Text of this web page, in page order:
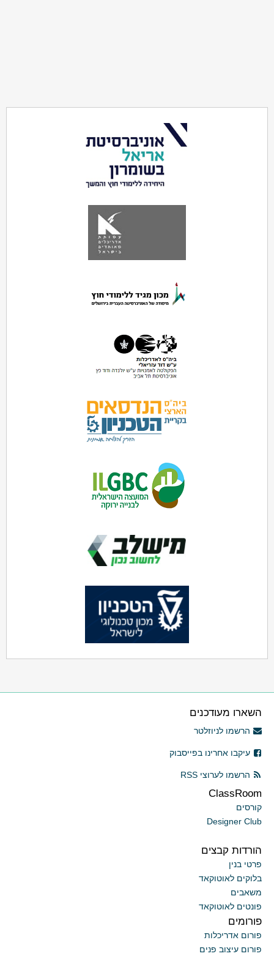
השארו מעודכנים
הרשמו לניוזלטר
עיקבו אחרינו בפייסבוק
הרשמו לערוצי RSS
ClassRoom
קורסים
Designer Club
הורדות קבצים
פרטי בנין
בלוקים לאוטוקאד
משאבים
פונטים לאוטוקאד
פורומים
פורום אדריכלות
פורום עיצוב פנים